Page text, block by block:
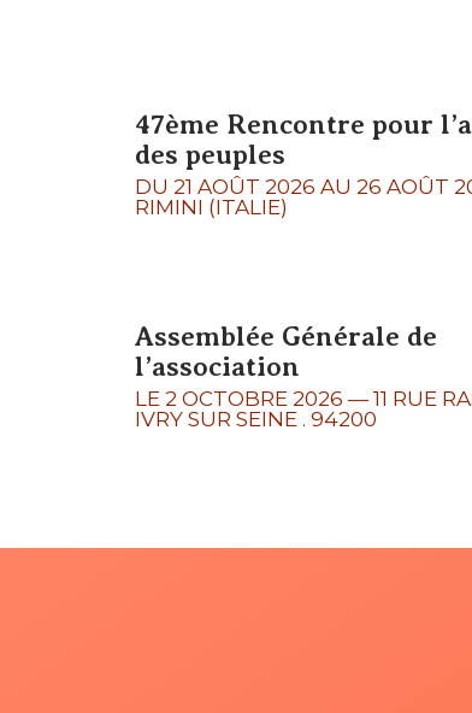
47ème Rencontre pour
des peuples
DU 21 AOÛT 2026 AU 26 AOÛT
RIMINI (ITALIE)
Assemblée Générale de
l’association
LE 2 OCTOBRE 2026 —11 RUE
IVRY SUR SEINE . 94200